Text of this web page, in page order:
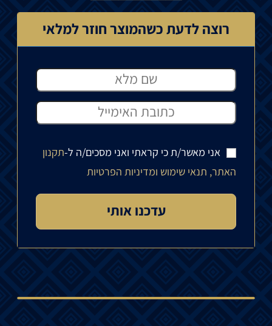
רוצה לדעת כשהמוצר חוזר למלאי
אני מאשר/ת כי קראתי ואני מסכים/ה ל-תקנון
האתר, תנאי שימוש ומדיניות הפרטיות